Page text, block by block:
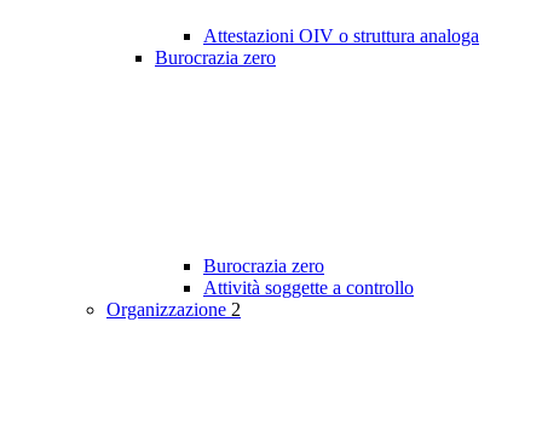
Attestazioni OIV o struttura analoga
Burocrazia zero
Burocrazia zero
Attività soggette a controllo
Organizzazione 2